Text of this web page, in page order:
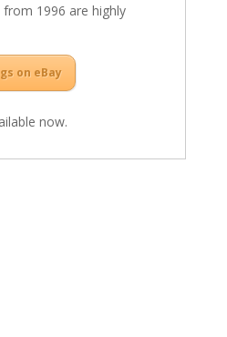
1996 are highly
on eBay
now.